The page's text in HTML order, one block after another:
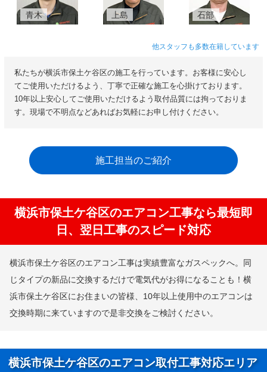
青木 上島 石部
他スタッフも多数在籍しています
私たちが横浜市保土ケ谷区の施工を行っています。お客様に安心し
てご使用いただけるよう、丁寧で正確な施工を心掛けております。
10年以上安心してご使用いただけるよう取付品質には拘っておりま
す。現場で不明点などあればお気軽にお申し付けください。
施工担当のご紹介
横浜市保土ケ谷区のエアコン工事なら最短即
日、翌日工事のスピード対応
横浜市保土ケ谷区のエアコン工事は実績豊富なガスペックへ。同
じタイプの新品に交換するだけで電気代がお得になることも！横
浜市保土ケ谷区にお住まいの皆様、10年以上使用中のエアコンは
交換時期に来ていますので是非交換をご検討ください。
横浜市保土ケ谷区のエアコン取付工事対応エリア